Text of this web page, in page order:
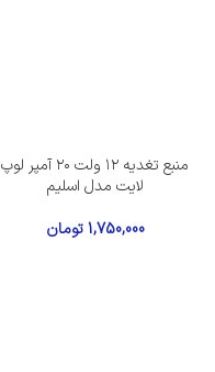
منبع تغدیه ۱۲ ولت ۲۰ آمپر لوپ
لایت مدل اسلیم
1,750,000 تومان